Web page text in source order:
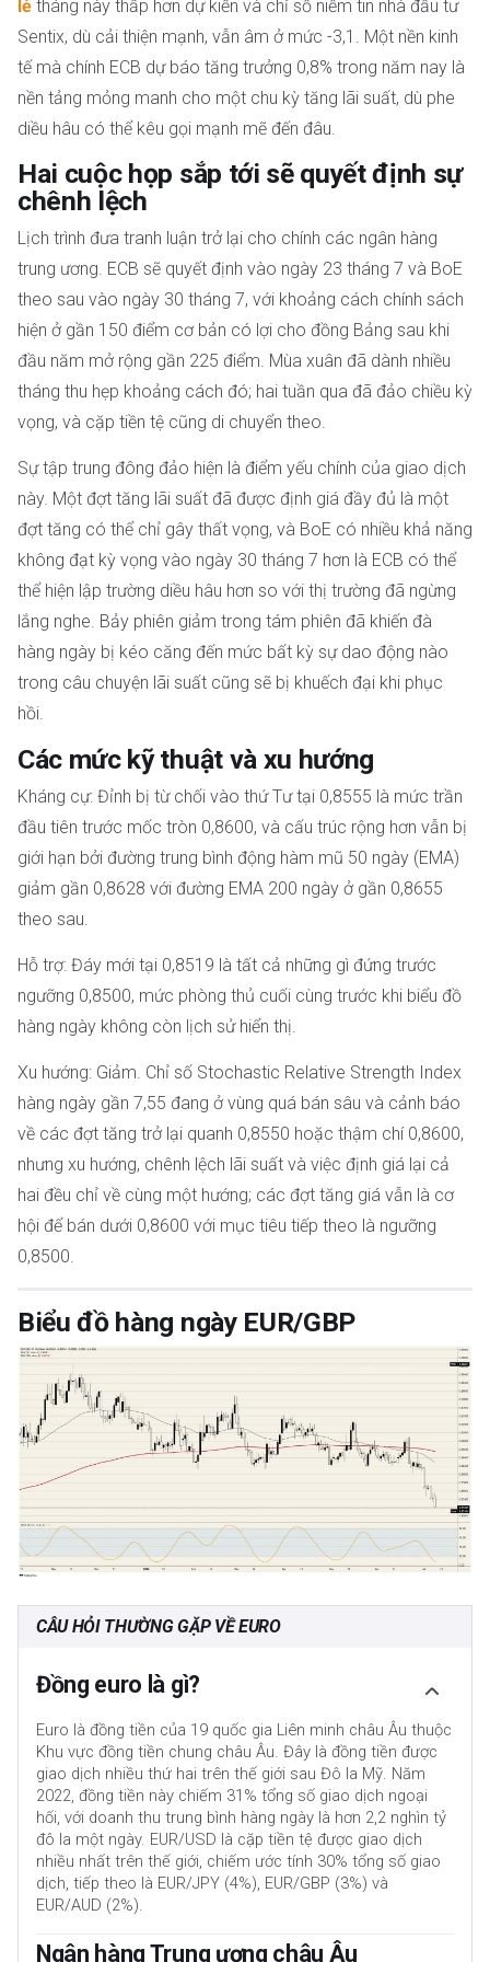
lẻ tháng này thấp hơn dự kiến và chỉ số niềm tin nhà đầu tư
Sentix, dù cải thiện mạnh, vẫn âm ở mức -3,1. Một nền kinh
tế mà chính ECB dự báo tăng trưởng 0,8% trong năm nay là
nền tảng mỏng manh cho một chu kỳ tăng lãi suất, dù phe
diều hâu có thể kêu gọi mạnh mẽ đến đâu.
Hai cuộc họp sắp tới sẽ quyết định sự
chênh lệch
Lịch trình đưa tranh luận trở lại cho chính các ngân hàng
trung ương. ECB sẽ quyết định vào ngày 23 tháng 7 và BoE
theo sau vào ngày 30 tháng 7, với khoảng cách chính sách
hiện ở gần 150 điểm cơ bản có lợi cho đồng Bảng sau khi
đầu năm mở rộng gần 225 điểm. Mùa xuân đã dành nhiều
tháng thu hẹp khoảng cách đó; hai tuần qua đã đảo chiều kỳ
vọng, và cặp tiền tệ cũng di chuyển theo.
Sự tập trung đông đảo hiện là điểm yếu chính của giao dịch
này. Một đợt tăng lãi suất đã được định giá đầy đủ là một
đợt tăng có thể chỉ gây thất vọng, và BoE có nhiều khả năng
không đạt kỳ vọng vào ngày 30 tháng 7 hơn là ECB có thể
thể hiện lập trường diều hâu hơn so với thị trường đã ngừng
lắng nghe. Bảy phiên giảm trong tám phiên đã khiến đà
hàng ngày bị kéo căng đến mức bất kỳ sự dao động nào
trong câu chuyện lãi suất cũng sẽ bị khuếch đại khi phục
hồi.
Các mức kỹ thuật và xu hướng
Kháng cự: Đỉnh bị từ chối vào thứ Tư tại 0,8555 là mức trần
đầu tiên trước mốc tròn 0,8600, và cấu trúc rộng hơn vẫn bị
giới hạn bởi đường trung bình động hàm mũ 50 ngày (EMA)
giảm gần 0,8628 với đường EMA 200 ngày ở gần 0,8655
theo sau.
Hỗ trợ: Đáy mới tại 0,8519 là tất cả những gì đứng trước
ngưỡng 0,8500, mức phòng thủ cuối cùng trước khi biểu đồ
hàng ngày không còn lịch sử hiển thị.
Xu hướng: Giảm. Chỉ số Stochastic Relative Strength Index
hàng ngày gần 7,55 đang ở vùng quá bán sâu và cảnh báo
về các đợt tăng trở lại quanh 0,8550 hoặc thậm chí 0,8600,
nhưng xu hướng, chênh lệch lãi suất và việc định giá lại cả
hai đều chỉ về cùng một hướng; các đợt tăng giá vẫn là cơ
hội để bán dưới 0,8600 với mục tiêu tiếp theo là ngưỡng
0,8500.
Biểu đồ hàng ngày EUR/GBP
CÂU HỎI THƯỜNG GẶP VỀ EURO
Đồng euro là gì?
Euro là đồng tiền của 19 quốc gia Liên minh châu Âu thuộc
Khu vực đồng tiền chung châu Âu. Đây là đồng tiền được
giao dịch nhiều thứ hai trên thế giới sau Đô la Mỹ. Năm
2022, đồng tiền này chiếm 31% tổng số giao dịch ngoại
hối, với doanh thu trung bình hàng ngày là hơn 2,2 nghìn tỷ
đô la một ngày. EUR/USD là cặp tiền tệ được giao dịch
nhiều nhất trên thế giới, chiếm ước tính 30% tổng số giao
dịch, tiếp theo là EUR/JPY (4%), EUR/GBP (3%) và
EUR/AUD (2%).
Ngân hàng Trung ương châu Âu